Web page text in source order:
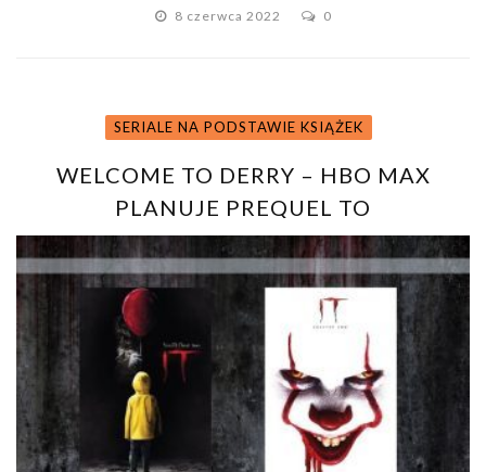
8 czerwca 2022
0
SERIALE NA PODSTAWIE KSIĄŻEK
WELCOME TO DERRY – HBO MAX
PLANUJE PREQUEL TO